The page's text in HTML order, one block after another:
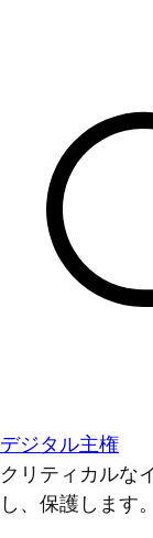
デジタル主権
クリティカルな
し、保護します。